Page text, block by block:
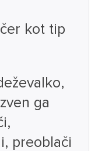
kot tip
ga
preoblači